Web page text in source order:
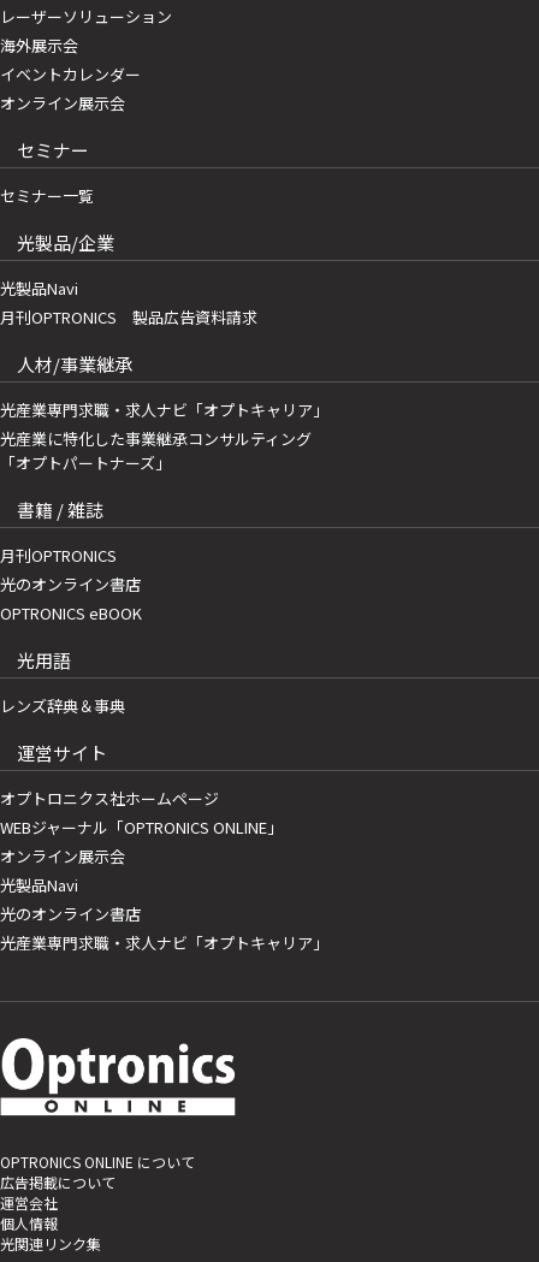
レーザーソリューション
海外展示会
イベントカレンダー
オンライン展示会
セミナー
セミナー一覧
光製品/企業
光製品Navi
月刊OPTRONICS 製品広告資料請求
人材/事業継承
光産業専門求職・求人ナビ「オプトキャリア」
光産業に特化した事業継承コンサルティング
「オプトパートナーズ」
書籍 / 雑誌
月刊OPTRONICS
光のオンライン書店
OPTRONICS eBOOK
光用語
レンズ辞典＆事典
運営サイト
オプトロニクス社ホームページ
WEBジャーナル「OPTRONICS ONLINE」
オンライン展示会
光製品Navi
光のオンライン書店
光産業専門求職・求人ナビ「オプトキャリア」
OPTRONICS ONLINE について
広告掲載について
運営会社
個人情報
光関連リンク集